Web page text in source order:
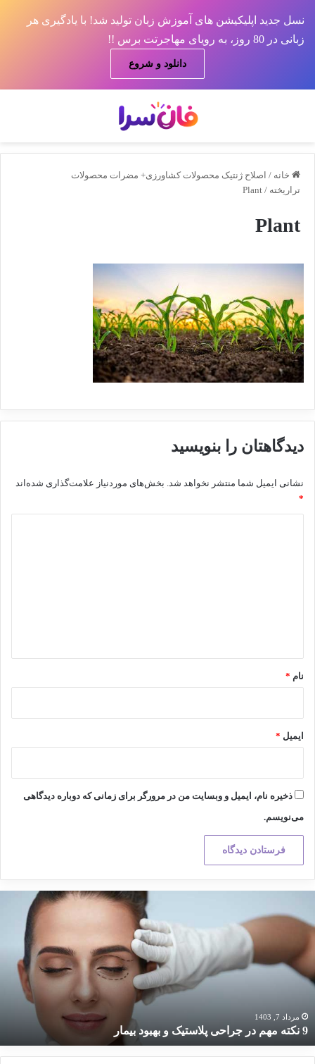
نسل جدید اپلیکیشن های آموزش زبان تولید شد! با یادگیری هر
زبانی در 80 روز، به رویای مهاجرتت برس !!
دانلود و شروع
خانه / اصلاح ژنتیک محصولات کشاورزی+ مضرات محصولات
تراریخته /
Plant
Plant
دیدگاهتان را بنویسید
نشانی ایمیل شما منتشر نخواهد شد. بخش‌های موردنیاز علامت‌گذاری شده‌اند
*
نام *
ایمیل *
ذخیره نام، ایمیل و وبسایت من در مرورگر برای زمانی که دوباره دیدگاهی
می‌نویسم.
مهم
جراحی
پلاستیک
و
بیمارمرداد 7, 1403
9 نکته مهم در جراحی پلاستیک و بهبود بیمار